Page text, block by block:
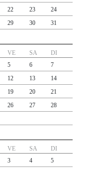
22 23
24
29 30 31
VE SA
DI
5 6
7
12 13
14
19 20
21
26 27
28
VE SA
DI
3 4
5